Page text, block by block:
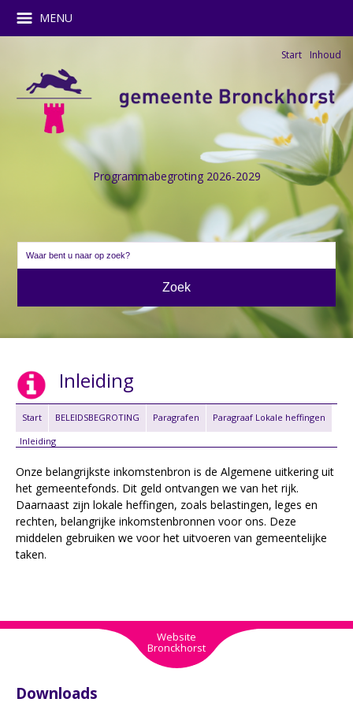
Programmabegroting 2026-2029
Start Inhoud
MENU
Inleiding
Start BELEIDSBEGROTING Paragrafen
Paragraaf Lokale heffingen
Inleiding
Onze belangrijkste inkomstenbron is de Algemene uitkering uit
het gemeentefonds. Dit geld ontvangen we van het rijk.
Daarnaast zijn lokale heffingen, zoals belastingen, leges en
rechten, belangrijke inkomstenbronnen voor ons. Deze
middelen gebruiken we voor het uitvoeren van gemeentelijke
taken.
Website
Bronckhorst
Downloads